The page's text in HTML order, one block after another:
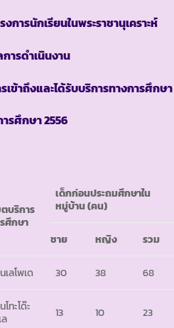
งการนักเรียนในพระราชานุเคราะห์
ารดำเนินงาน
เข้าถึงและได้รับบริการทางการศึกษา
รศึกษา2556
บริการ
ศึกษา
เด็กก่อนประถมศึกษาใน
หมู่บ้าน(คน)
ชาย หญิง รวม
เลโพเด 30 38 68
โทะโด๊ะ
ล
13 10 23